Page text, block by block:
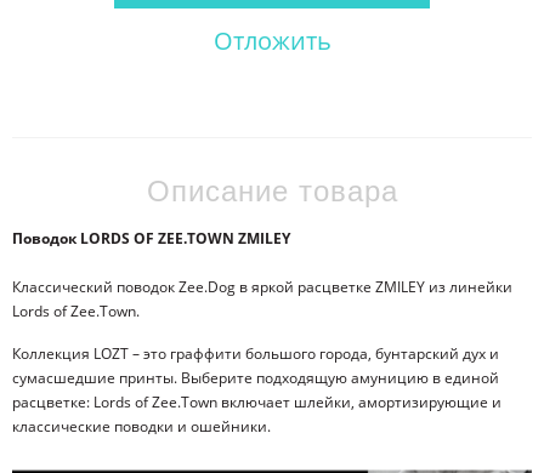
Отложить
Описание товара
Поводок LORDS OF ZEE.TOWN ZMILEY
Классический поводок Zee.Dog в яркой расцветке ZMILEY из линейки
Lords of Zee.Town.
Коллекция LOZT – это граффити большого города, бунтарский дух и
сумасшедшие принты. Выберите подходящую амуницию в единой
расцветке: Lords of Zee.Town включает шлейки, амортизирующие и
классические поводки и ошейники.